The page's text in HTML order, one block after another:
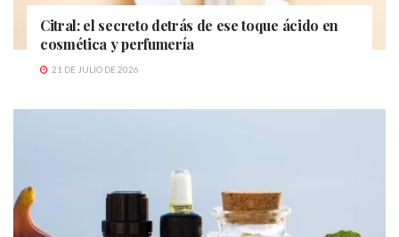
Citral: el secreto detrás de ese toque ácido en
cosmética y perfumería
21 DE JULIO DE 2026